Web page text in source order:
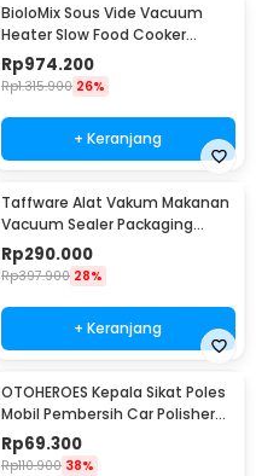
BioloMix Sous Vide Vacuum
Heater Slow Food Cooker
1200W - SV-8008
Rp974.200
Rp1.315.900 26%
+ Keranjang
Taffware Alat Vakum Makanan
Vacuum Sealer Packaging
Machine with Bag - HP-9008
Rp290.000
Rp397.900 28%
+ Keranjang
OTOHEROES Kepala Sikat Poles
Mobil Pembersih Car Polisher
Kit 14PCS - UT760
Rp69.300
Rp110.900 38%